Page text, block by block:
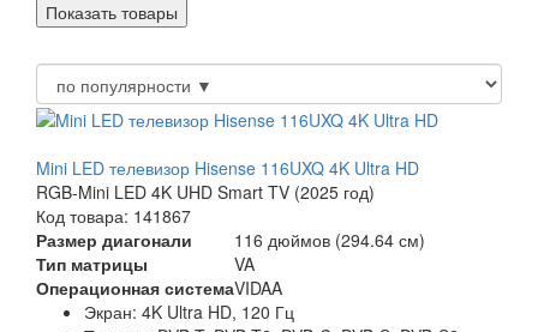
Mini LED телевизор Hisense 116UXQ 4K Ultra HD
RGB-Mini LED 4K UHD Smart TV (2025 год)
Код товара: 141867
Размер диагонали
116 дюймов (294.64 см)
Тип матрицы
VA
Операционная системаVIDAA
Экран: 4K Ultra HD, 120 Гц